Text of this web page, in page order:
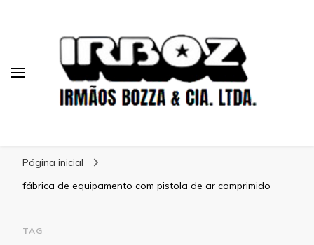
Página inicial
fábrica de equipamento com pistola de ar comprimido
TAG